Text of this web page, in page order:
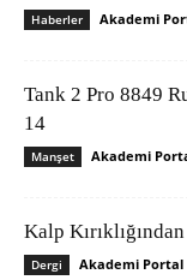
Haberler Akademi
Tank 2 Pro 8849
14
Manşet Akademi
Kalp
Dergi Akademi Portal